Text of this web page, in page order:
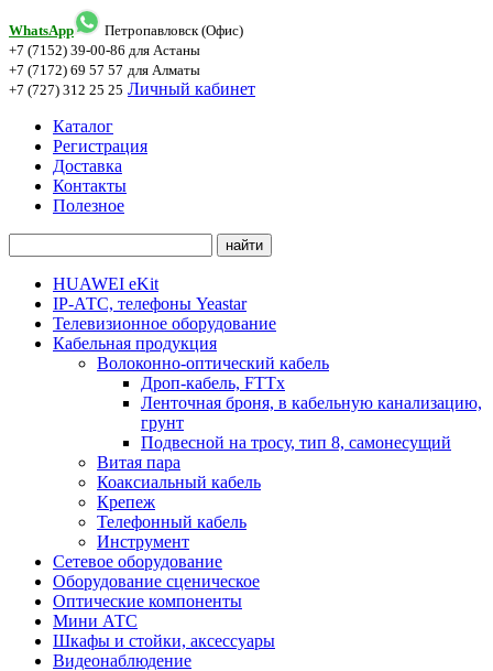
WhatsApp
Петропавловск (Офис)
+7 (7152) 39-00-86 для Астаны
+7 (7172) 69 57 57 для Алматы
+7 (727) 312 25 25 Личный кабинет
Каталог
Регистрация
Доставка
Контакты
Полезное
HUAWEI eKit
IP-АТС, телефоны Yeastar
Телевизионное оборудование
Кабельная продукция
Волоконно-оптический кабель
Дроп-кабель, FTTx
Ленточная броня, в кабельную канализацию,
грунт
Подвесной на тросу, тип 8, самонесущий
Витая пара
Коаксиальный кабель
Крепеж
Телефонный кабель
Инструмент
Сетевое оборудование
Оборудование сценическое
Оптические компоненты
Мини АТС
Шкафы и стойки, аксессуары
Видеонаблюдение